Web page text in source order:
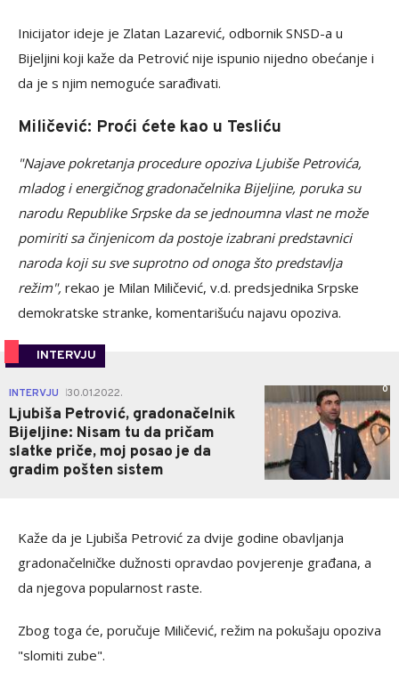
Inicijator ideje je Zlatan Lazarević, odbornik SNSD-a u
Bijeljini koji kaže da Petrović nije ispunio nijedno obećanje i
da je s njim nemoguće sarađivati.
Miličević: Proći ćete kao u Tesliću
"Najave pokretanja procedure opoziva Ljubiše Petrovića,
mladog i energičnog gradonačelnika Bijeljine, poruka su
narodu Republike Srpske da se jednoumna vlast ne može
pomiriti sa činjenicom da postoje izabrani predstavnici
naroda koji su sve suprotno od onoga što predstavlja
režim", rekao je Milan Miličević, v.d. predsjednika Srpske
demokratske stranke, komentarišuću najavu opoziva.
INTERVJU
INTERVJU 30.01.2022.
Ljubiša Petrović, gradonačelnik
Bijeljine: Nisam tu da pričam
slatke priče, moj posao je da
gradim pošten sistem
0
Kaže da je Ljubiša Petrović za dvije godine obavljanja
gradonačelničke dužnosti opravdao povjerenje građana, a
da njegova popularnost raste.
Zbog toga će, poručuje Miličević, režim na pokušaju opoziva
"slomiti zube".